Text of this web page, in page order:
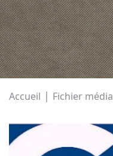
Accueil | Fichier média